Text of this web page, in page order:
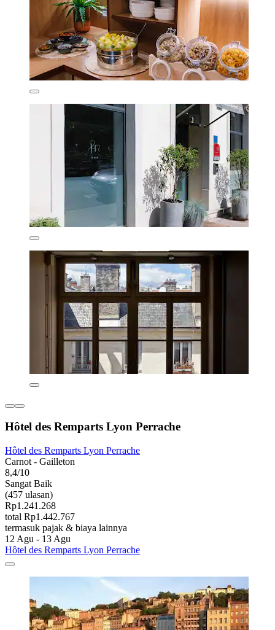
Hôtel des Remparts Lyon Perrache
Hôtel des Remparts Lyon Perrache
Carnot - Gailleton
8,4/10
Sangat Baik
(457 ulasan)
Rp1.241.268
total Rp1.442.767
termasuk pajak & biaya lainnya
12 Agu - 13 Agu
Hôtel des Remparts Lyon Perrache